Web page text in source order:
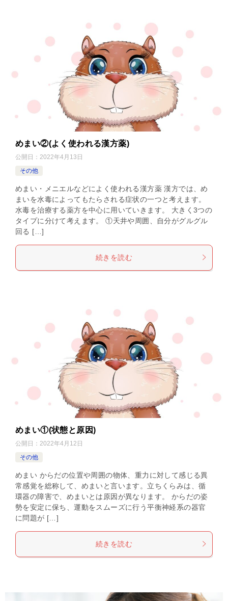
めまい②(よく使われる漢方薬)
公開日： 2022年4月13日
その他
めまい・メニエルなどによく使われる漢方薬 漢方では、め
まいを水毒によってもたらされる症状の一つと考えます。
水毒を治療する薬方を中心に用いていきます。 大きく3つの
タイプに分けて考えます。 ①天井や周囲、自分がグルグル
回る […]
続きを読む
めまい①(状態と原因)
公開日： 2022年4月12日
その他
めまい からだの位置や周囲の物体、重力に対して感じる異
常感覚を総称して、めまいと言います。立ちくらみは、循
環器の障害で、めまいとは原因が異なります。 からだの姿
勢を安定に保ち、運動をスムーズに行う平衡神経系の器官
に問題が […]
続きを読む